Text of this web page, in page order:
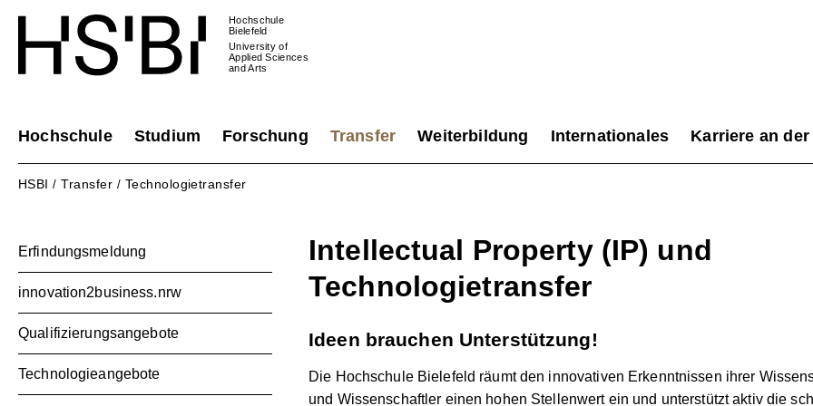
Hochschule
Bielefeld
University of
Applied Sciences
and Arts
Hochschule Studium Forschung Transfer Weiterbildung Internationales Karriere an der
HSBI / Transfer / Technologietransfer
Intellectual Property (IP) und
Technologietransfer
Ideen brauchen Unterstützung!
Die Hochschule Bielefeld räumt den innovativen Erkenntnissen ihrer
und Wissenschaftler einen hohen Stellenwert ein und unterstützt aktiv die
Erfindungsmeldung
innovation2business.nrw
Qualifizierungsangebote
Technologieangebote